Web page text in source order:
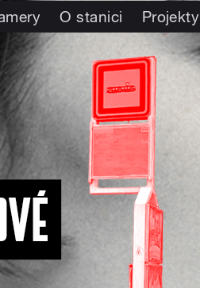
O stanici Projekty